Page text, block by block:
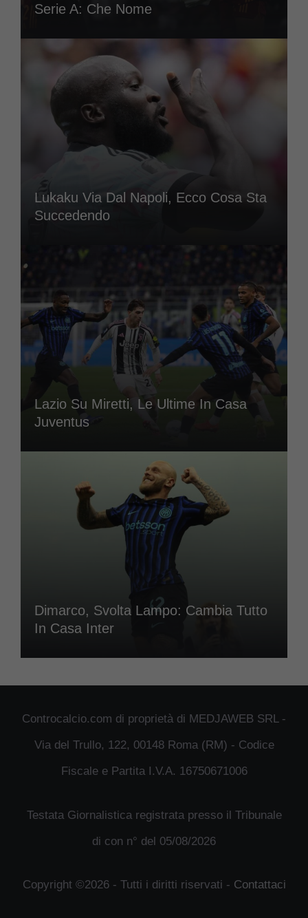
Serie A: Che Nome
Lukaku Via Dal Napoli, Ecco Cosa Sta
Succedendo
Lazio Su Miretti, Le Ultime In Casa
Juventus
Dimarco, Svolta Lampo: Cambia Tutto
In Casa Inter
Controcalcio.com di proprietà di MEDJAWEB SRL -
Via del Trullo, 122, 00148 Roma (RM) - Codice
Fiscale e Partita I.V.A. 16750671006
Testata Giornalistica registrata presso il Tribunale
di con n° del 05/08/2026
Copyright ©2026 - Tutti i diritti riservati - Contattaci